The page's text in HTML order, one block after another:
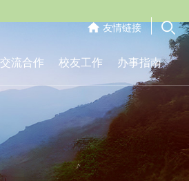
友情链接
交流合作 校友工作 办事指南